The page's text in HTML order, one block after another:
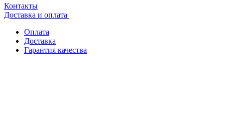
Контакты
Доставка и оплата
Оплата
Доставка
Гарантия качества